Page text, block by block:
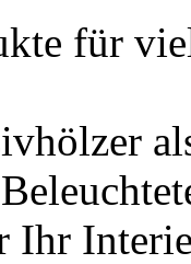
für
Ihr